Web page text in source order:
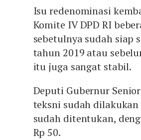
Isu redenominasi
Komite IV DPD RI
sebetulnya sudah siap
tahun 2019 atau
itu juga sangat stabil.
Deputi Gubernur
teksni sudah
sudah ditentukan,
Rp 50.